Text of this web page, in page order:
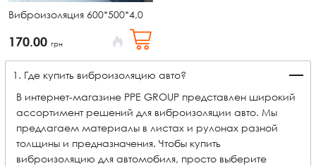
Виброизоляция 600*500*4,0
170.00 грн
1. Где купить виброизоляцию авто?
В интернет-магазине PPE GROUP представлен широкий
ассортимент решений для виброизоляции авто. Мы
предлагаем материалы в листах и рулонах разной
толщины и предназначения. Чтобы купить
виброизоляцию для автомобиля, просто выберите